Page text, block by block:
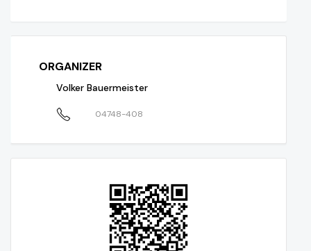
ORGANIZER
Volker Bauermeister
04748-408